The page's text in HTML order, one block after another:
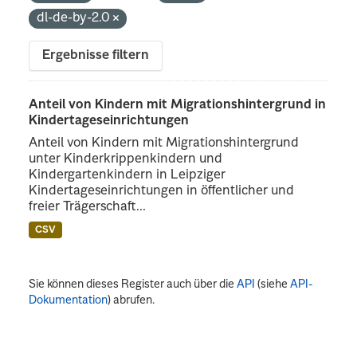
dl-de-by-2.0
Ergebnisse filtern
Anteil von Kindern mit Migrationshintergrund in
Kindertageseinrichtungen
Anteil von Kindern mit Migrationshintergrund
unter Kinderkrippenkindern und
Kindergartenkindern in Leipziger
Kindertageseinrichtungen in öffentlicher und
freier Trägerschaft...
CSV
Sie können dieses Register auch über dieAPI (sieheAPI-
Dokumentation) abrufen.